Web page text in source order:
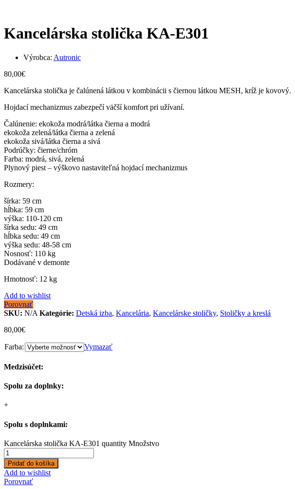
Kancelárska stolička KA-E301
Výrobca: Autronic
80,00€
Kancelárska stolička je čalúnená látkou v kombinácii s čiernou látkou MESH, kríž je kovový.
Hojdací mechanizmus zabezpečí väčší komfort pri užívaní.
Čalúnenie: ekokoža modrá/látka čierna a modrá
ekokoža zelená/látka čierna a zelená
ekokoža sivá/látka čierna a sivá
Podrúčky: čierne/chróm
Farba: modrá, sivá, zelená
Plynový piest – výškovo nastaviteľná hojdací mechanizmus
Rozmery:
šírka: 59 cm
hĺbka: 59 cm
výška: 110-120 cm
šírka sedu: 49 cm
hĺbka sedu: 49 cm
výška sedu: 48-58 cm
Nosnosť: 110 kg
Dodávané v demonte
Hmotnosť: 12 kg
Add to wishlist
Porovnať
SKU: N/A Kategórie: Detská izba, Kancelária, Kancelárske stoličky, Stoličky a kreslá
80,00€
Farba: Vymazať
Medzisúčet:
Spolu za doplnky:
+
Spolu s doplnkami:
Kancelárska stolička KA-E301 quantity Množstvo
Pridať do košíka
Add to wishlist
Porovnať